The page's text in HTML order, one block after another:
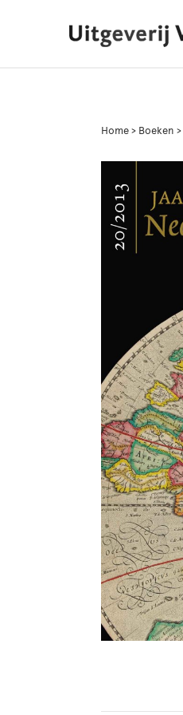
Home > Boeken >